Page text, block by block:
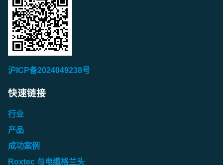
沪ICP备2024049238号
快速链接
行业
产品
成功案例
Roxtec 与电缆格兰头